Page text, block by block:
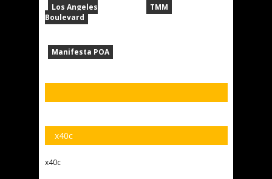
Los Angeles
Boulevard
Manifesta POA
TMM
x40c
x40c